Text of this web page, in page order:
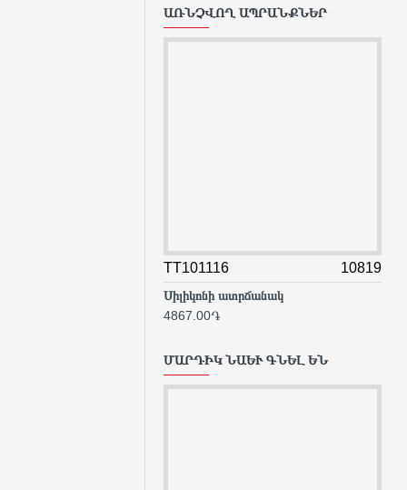
ԱՌՆՉՎՈՂ ԱՊՐԱՆՔՆԵՐ
TT101116 10819
Սիլիկոնի ատրճանակ
4867.00֏
ՄԱՐԴԻԿ ՆԱԵՒ ԳՆԵԼ ԵՆ